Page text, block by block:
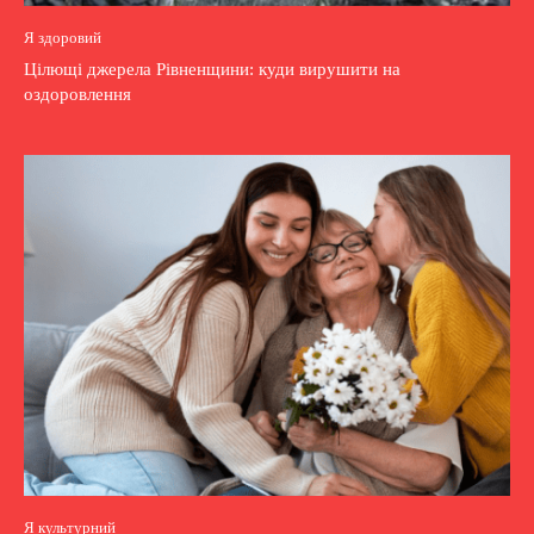
Я здоровий
Цілющі джерела Рівненщини: куди вирушити на
оздоровлення
Я культурний